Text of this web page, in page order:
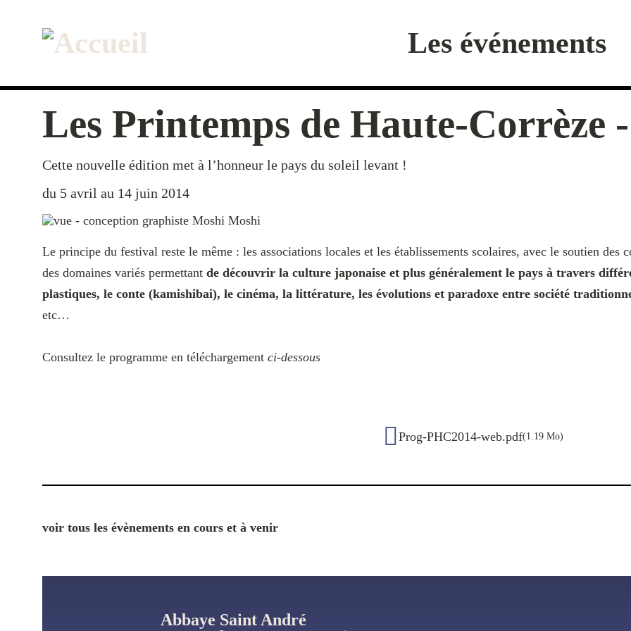
Les événements
Les Printemps de Haute-Corrèze
Cette nouvelle édition met à l’honneur le pays du soleil levant !
du 5 avril au 14 juin 2014
Le principe du festival reste le même : les associations locales et les établissements scolaires, avec le soutien des
des domaines variés permettant de découvrir la culture japonaise et plus généralement le pays à travers
plastiques, le conte (kamishibai), le cinéma, la littérature, les évolutions et paradoxe entre société
etc…
Consultez le programme en téléchargement ci-dessous
Prog-PHC2014-web.pdf(1.19 Mo)
voir tous les évènements en cours et à venir
Abbaye Saint André